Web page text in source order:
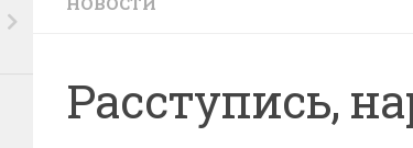
Расступись,